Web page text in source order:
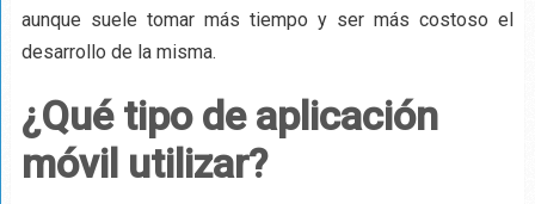
aunque suele tomar más tiempo y ser más costoso el
desarrollo de la misma.
¿Qué tipo de aplicación
móvil utilizar?